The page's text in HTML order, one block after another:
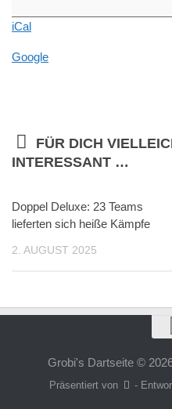
I
Rumpelzicken
iCal
Google
FÜR DICH
INTERESSANT …
Doppel Deluxe: 23 Teams
lieferten sich heiße Kämpfe
2. AUGUST 2025
Grobi's Dartseite ©
Präsentiert von -